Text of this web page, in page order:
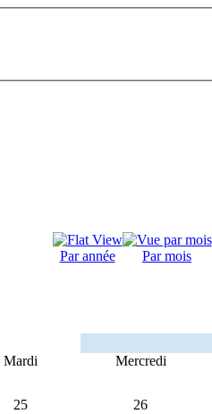
Par année Par mois
Mardi
Mercredi
25 26